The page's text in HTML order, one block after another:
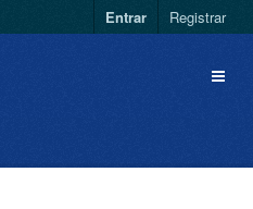
Entrar Registrar